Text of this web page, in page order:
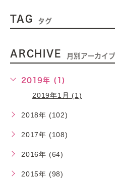
TAG タグ
ARCHIVE 月別アーカイブ
2019年 (1)
2019年1月 (1)
2018年 (102)
2017年 (108)
2016年 (64)
2015年 (98)